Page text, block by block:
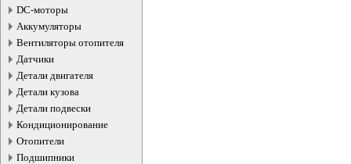
DC-моторы
Аккумуляторы
Вентиляторы отопителя
Датчики
Детали двигателя
Детали кузова
Детали подвески
Кондиционирование
Отопители
Подшипники